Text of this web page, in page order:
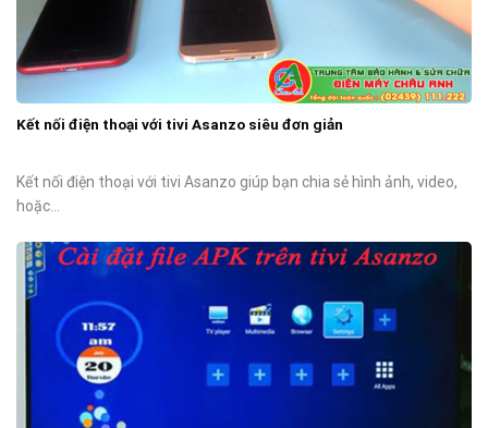
Kết nối điện thoại với tivi Asanzo siêu đơn giản
Kết nối điện thoại với tivi Asanzo giúp bạn chia sẻ hình ảnh, video,
hoặc...